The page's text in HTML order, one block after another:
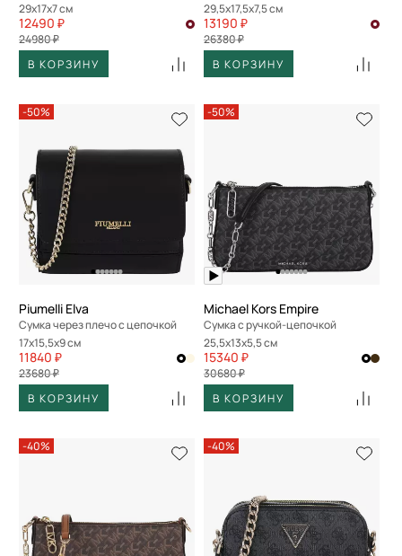
29x17x7 см
12490 ₽
24980 ₽
В КОРЗИНУ
29,5x17,5x7,5 см
13190 ₽
26380 ₽
В КОРЗИНУ
-50%
Piumelli Elva
Сумка через плечо с цепочкой
17x15,5x9 см
11840 ₽
23680 ₽
В КОРЗИНУ
-50%
Michael Kors Empire
Сумка с ручкой-цепочкой
25,5x13x5,5 см
15340 ₽
30680 ₽
В КОРЗИНУ
-40% -40%